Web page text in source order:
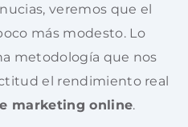
veremos que el
más modesto. Lo
metodología que nos
el rendimiento real
marketing online.